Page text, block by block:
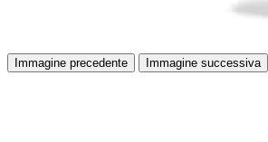
Immagine precedente Immagine successiva